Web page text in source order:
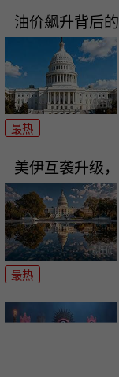
油价飙升背后
最热
美伊互袭升级
最热